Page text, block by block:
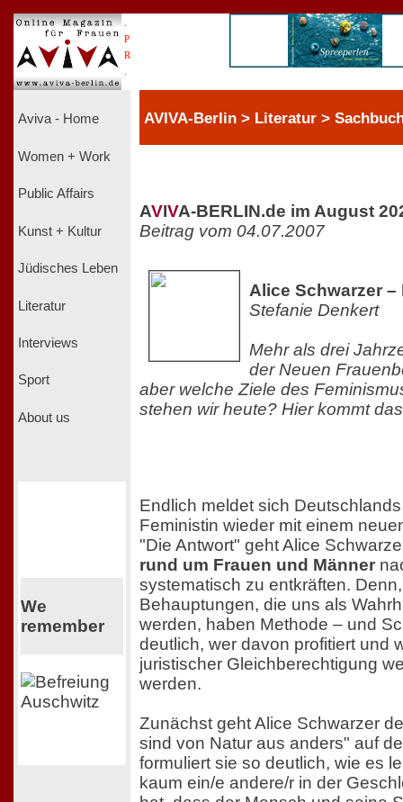
P
R
Aviva - Home
Women + Work
Public Affairs
Kunst + Kultur
Jüdisches Leben
Literatur
Interviews
Sport
About us
We
remember
AVIVA-Berlin > Literatur >
AVIVA-BERLIN.de im August
Beitrag vom 04.07.2007
Alice Schwarzer –
Stefanie Denkert
Mehr als drei
der Neuen
aber welche Ziele des
stehen wir heute? Hier kommt
Endlich meldet sich
Feministin wieder mit einem
"Die Antwort" geht Alice
rund um Frauen und Männer
systematisch zu entkräften.
Behauptungen, die uns als
werden, haben Methode – und
deutlich, wer davon profitiert und
juristischer Gleichberechtigung
werden.
Zunächst geht Alice Schwarzer
sind von Natur aus anders" auf
formuliert sie so deutlich, wie es
kaum ein/e andere/r in der